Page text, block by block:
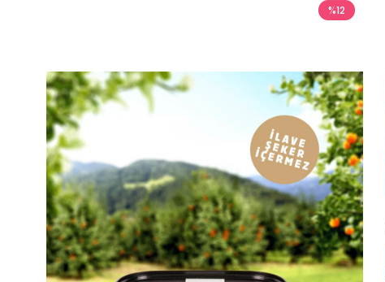
%12